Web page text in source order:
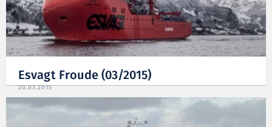
Esvagt Froude (03/2015)
20.03.2015